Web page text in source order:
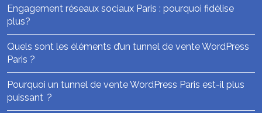
Engagement réseaux sociaux Paris : pourquoi fidélise
plus?
Quels sont les éléments d’un tunnel de vente WordPress
Paris ?
Pourquoi un tunnel de vente WordPress Paris est-il plus
puissant ?